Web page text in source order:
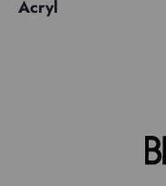
Acryl